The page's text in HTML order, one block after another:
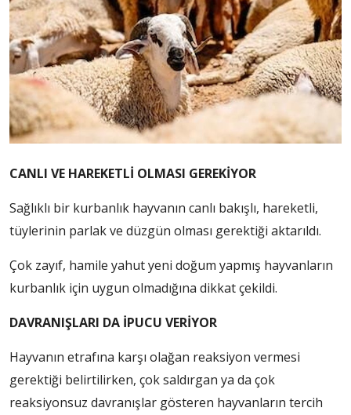
CANLI VE HAREKETLİ OLMASI GEREKİYOR
Sağlıklı bir kurbanlık hayvanın canlı bakışlı, hareketli,
tüylerinin parlak ve düzgün olması gerektiği aktarıldı.
Çok zayıf, hamile yahut yeni doğum yapmış hayvanların
kurbanlık için uygun olmadığına dikkat çekildi.
DAVRANIŞLARI DA İPUCU VERİYOR
Hayvanın etrafına karşı olağan reaksiyon vermesi
gerektiği belirtilirken, çok saldırgan ya da çok
reaksiyonsuz davranışlar gösteren hayvanların tercih